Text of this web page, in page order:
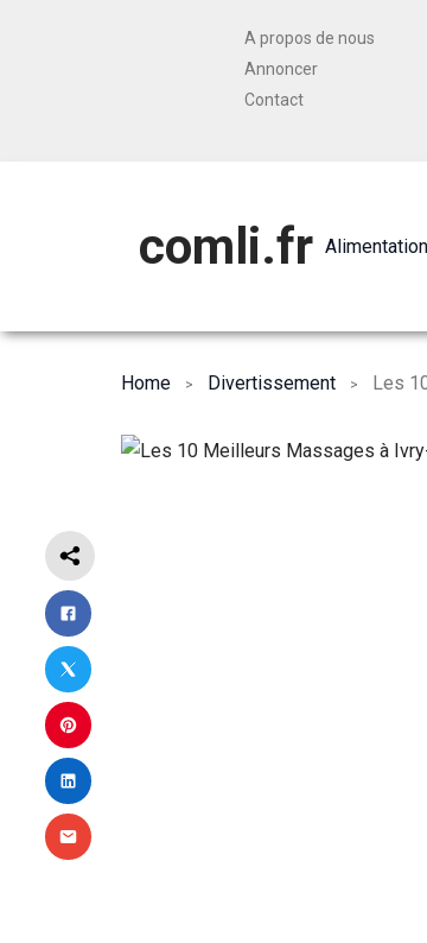
A propos de nous
Annoncer
Contact
comli.fr Alimentation
Home Divertissement Les